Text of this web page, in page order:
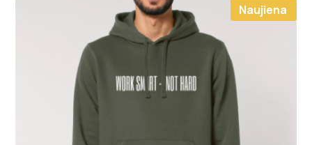
Naujiena